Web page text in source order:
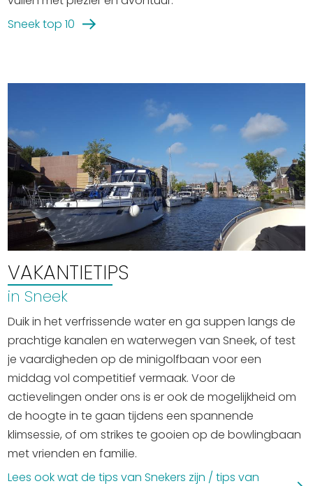
Sneek top 10
VAKANTIETIPS
in Sneek
Duik in het verfrissende water en ga suppen langs de
prachtige kanalen en waterwegen van Sneek, of test
je vaardigheden op de minigolfbaan voor een
middag vol competitief vermaak. Voor de
actievelingen onder ons is er ook de mogelijkheid om
de hoogte in te gaan tijdens een spannende
klimsessie, of om strikes te gooien op de bowlingbaan
met vrienden en familie.
Lees ook wat de tips van Snekers zijn / tips van